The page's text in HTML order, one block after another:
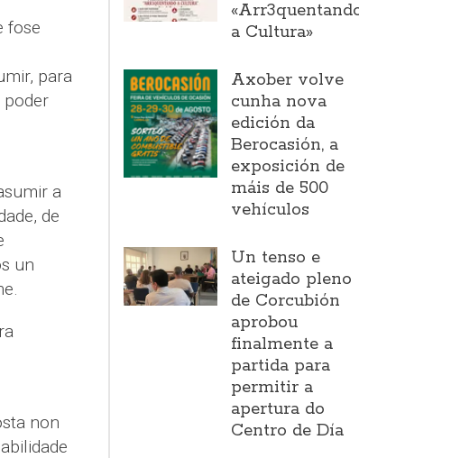
fose
para
poder
a
de
un
non
«Arr3quentando
a Cultura»
Axober volve
cunha nova
edición da
Berocasión, a
exposición de
máis de 500
vehículos
Un tenso e
ateigado pleno
de Corcubión
aprobou
finalmente a
partida para
permitir a
apertura do
Centro de Día